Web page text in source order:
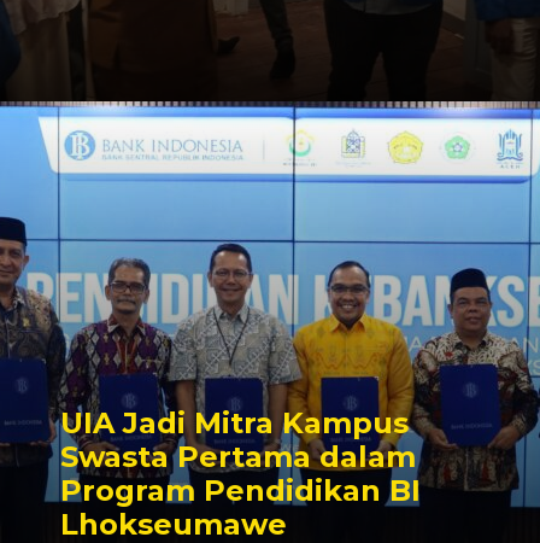
UIA Jadi Mitra Kampus
Swasta Pertama dalam
Program Pendidikan BI
Lhokseumawe